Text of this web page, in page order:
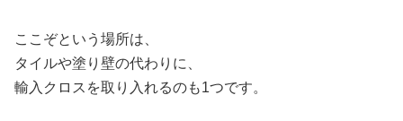
ここぞという場所は、
タイルや塗り壁の代わりに、
輸入クロスを取り入れるのも1つです。